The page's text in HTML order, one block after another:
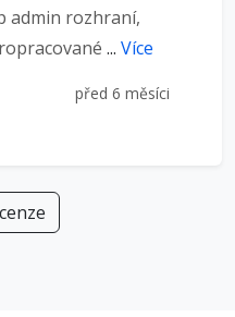
admin rozhraní,
... Více
před 6 měsíci